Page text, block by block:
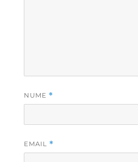
NUME *
EMAIL *